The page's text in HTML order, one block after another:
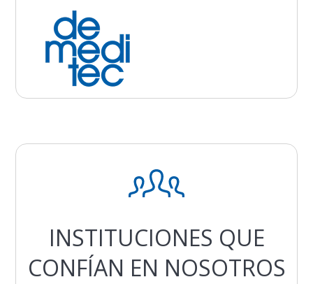
INSTITUCIONES QUE
CONFÍAN EN NOSOTROS